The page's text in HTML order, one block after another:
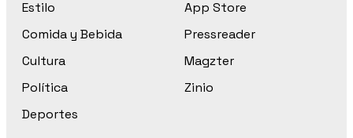
Estilo
Comida y Bebida
Cultura
Política
Deportes
App Store
Pressreader
Magzter
Zinio